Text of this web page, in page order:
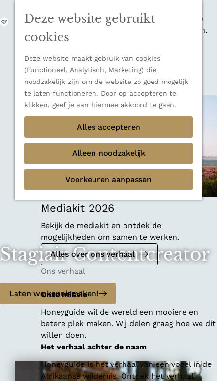
Deze website gebruikt
cookies
Deze website maakt gebruik van cookies
(Functioneel, Analytisch, Marketing) die
noodzakelijk zijn om de website zo goed mogelijk
te laten functioneren. Door op accepteren te
klikken, geef je aan hiermee akkoord te gaan.
Alles accepteren
Alleen noodzakelijk
Voorkeuren aanpassen
M
e
n
u
veelzijdige bestemming voor wie houdt van
natuur, rust en adembenemende uitzichten.
Ontdek alle bestemmingen
Sluiten
Thema's
Verborgen parels
Terug
Ons verhaal
Mediakit 2026
Bekijk de mediakit en ontdek de
mogelijkheden om samen te werken.
Alles over ons verhaal
Ons verhaal
Onze missie
Honeyguide wil de wereld een mooiere en
betere plek maken. Wij delen graag hoe we dit
willen doen.
Het verhaal achter de naam
Honeyguide is het verhaal van een vogel in de
Afrikaanse wildernis. Ontdek het verhaal.
Stagiair Contentcreator
Laten we kennismaken!